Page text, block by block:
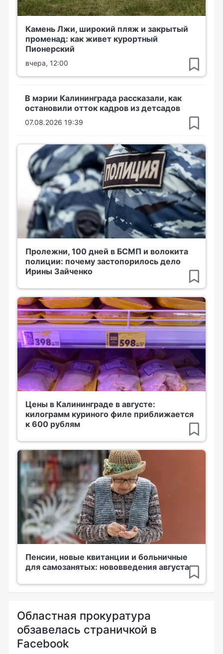
Камень Лжи, широкий пляж и закрытый
променад: как живет курортный
Пионерский
вчера, 12:00
В мэрии Калининграда рассказали, как
остановили отток кадров из детсадов
07.08.2026 19:39
Пролежни, 100 дней в БСМП и волокита
полиции: почему застопорилось дело
Ирины Зайченко
Цены в Калининграде в августе:
килограмм куриного филе приближается
к 600 рублям
Пенсии, новые квитанции и больничные
для самозанятых: нововведения августа
Областная прокуратура
обзавелась страничкой в
Facebook